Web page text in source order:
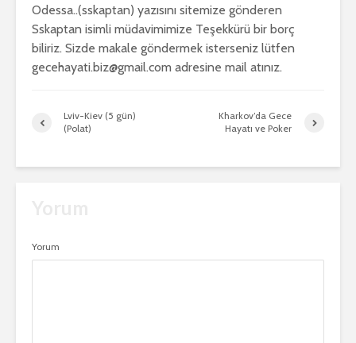
Odessa..(sskaptan) yazısını sitemize gönderen
Sskaptan isimli müdavimimize Teşekkürü bir borç
biliriz. Sizde makale göndermek isterseniz lütfen
gecehayati.biz@gmail.com adresine mail atınız.
Lviv-Kiev (5 gün)
(Polat)
Kharkov’da Gece
Hayatı ve Poker
Yorum